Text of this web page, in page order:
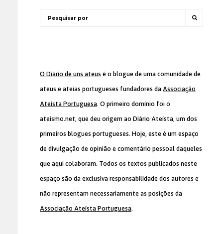
O Diário de uns ateus é o blogue de uma comunidade de
ateus e ateias portugueses fundadores da Associação
Ateísta Portuguesa. O primeiro domínio foi o
ateismo.net, que deu origem ao Diário Ateísta, um dos
primeiros blogues portugueses. Hoje, este é um espaço
de divulgação de opinião e comentário pessoal daqueles
que aqui colaboram. Todos os textos publicados neste
espaço são da exclusiva responsabilidade dos autores e
não representam necessariamente as posições da
Associação Ateísta Portuguesa.